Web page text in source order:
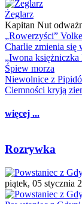
Żeglarz
Kapitan Nut
„Rowerzyści”
Charlie zmienia się
„Iwona księżniczka
Śpiew morza
Niewolnice z
Ciemności kryją
więcej ...
Rozrywka
piątek, 05 stycznia